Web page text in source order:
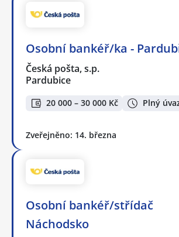
Osobní bankéř/ka -
Česká pošta, s.p.
Pardubice
20 000 – 30 000 Kč Plný
Zveřejněno: 14. března
Osobní bankéř/střídač
Náchodsko